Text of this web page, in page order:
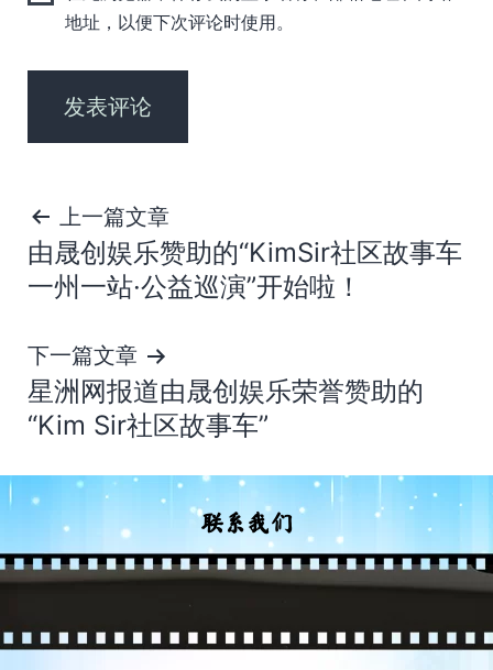
地址，以便下次评论时使用。
文
章
航
上一篇文章
由晟创娱乐赞助的“KimSir社区故事车
一州一站·公益巡演”开始啦！
下一篇文章
星洲网报道由晟创娱乐荣誉赞助的
“Kim Sir社区故事车”
联系我们